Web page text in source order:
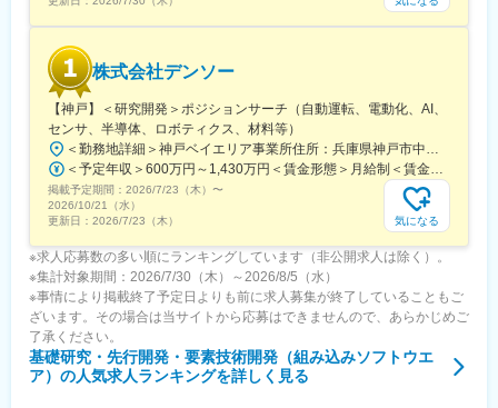
株式会社デンソー
【神戸】＜研究開発＞ポジションサーチ（自動運転、電動化、AI、
センサ、半導体、ロボティクス、材料等）
＜勤務地詳細＞神戸ベイエリア事業所住所：兵庫県神戸市中央区新港町11-1 ジーライオンアワーズビル5F・6F・7F受動喫煙対策：屋内全面禁煙変更の範囲：会社の定める事業所（リモートワーク含む）
＜予定年収＞600万円～1,430万円＜賃金形態＞月給制＜賃金内訳＞月額（基本給）：280,000円～746,000円＜月給＞280,000円～746,000円＜昇給有無＞有＜残業手当＞有＜給与補足＞■昇給：年1回■賞与：年2回（6.1か月分） ＜年収例＞29歳（大卒入社7年目）650万円（残業代含まず）32歳（大卒入社10年目）750万円（残業代含まず）35歳（大卒入社13年目）850万円（残業代含まず）40歳（大卒入社18年目）1320万円※管理職の場合賃金はあくまでも目安の金額であり、選考を通じて上下する可能性があります。月給(月額)は固定手当を含めた表記です。
掲載予定期間： 2026/7/23（木） 〜
2026/10/21（水）
更新日： 2026/7/23（木） 気になる
※求人応募数の多い順にランキングしています（非公開求人は除く）。
※集計対象期間：2026/7/30（木）～2026/8/5（水）
※事情により掲載終了予定日よりも前に求人募集が終了していることもご
ざいます。その場合は当サイトから応募はできませんので、あらかじめご
了承ください。
基礎研究・先行開発・要素技術開発（組み込みソフトウエ
ア） の人気求人ランキングを詳しく見る